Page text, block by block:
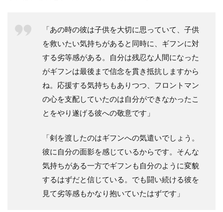
「あの時の彼は子供を大切に思っていて、子供
を救いたい気持ちがあると同時に、ギフンに対
する劣等感がある。自分は残忍な人間になった
がギフンは最後まで信念を貫き抵抗しますから
ね。応援する気持ちもありつつ、フロントマン
の心を支配していたのは自分ができなかったこ
とをやり遂げる彼への敬意です」
「剣を渡したのはギフンへの気遣いでしょう。
彼に自分の面影を感じているからです。そんな
気持ちがある一方でギフンも自分のように変貌
するはずだと信じている。でも闘い続ける彼を
見て劣等感もかなり抱いていたはずです」